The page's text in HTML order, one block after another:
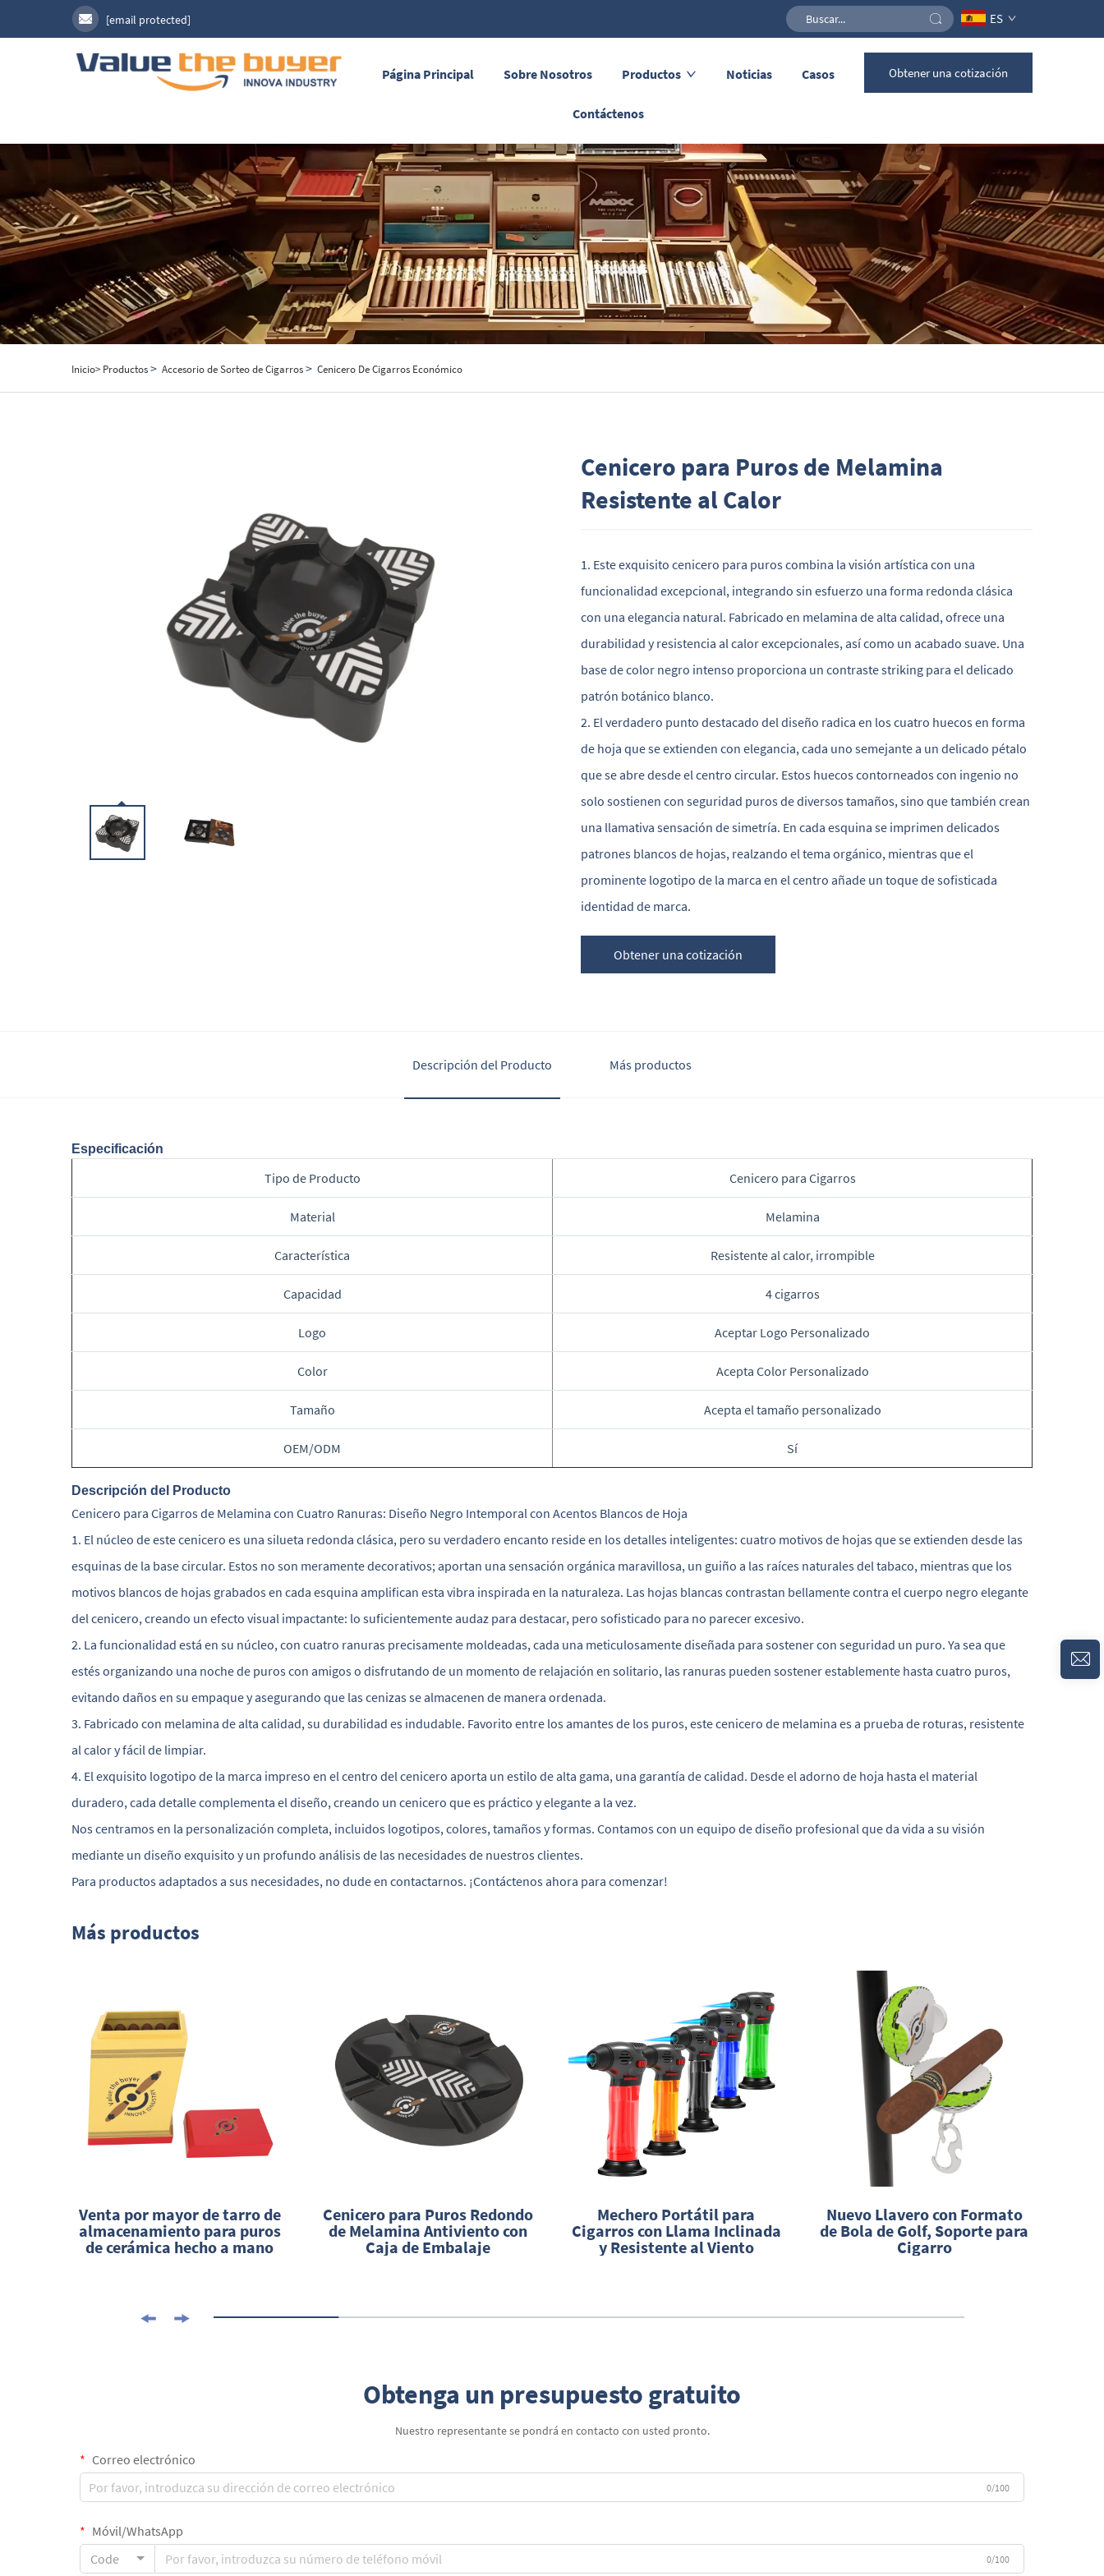
[email protected] ES
Página Principal Sobre Nosotros Productos Noticias Casos
Contáctenos
Obtener una cotización
Inicio> Productos> Accesorio de Sorteo de Cigarros> Cenicero De Cigarros Económico
Cenicero para Puros de Melamina
Resistente al Calor
1. Este exquisito cenicero para puros combina la visión artística con una
funcionalidad excepcional, integrando sin esfuerzo una forma redonda clásica
con una elegancia natural. Fabricado en melamina de alta calidad, ofrece una
durabilidad y resistencia al calor excepcionales, así como un acabado suave. Una
base de color negro intenso proporciona un contraste striking para el delicado
patrón botánico blanco.
2. El verdadero punto destacado del diseño radica en los cuatro huecos en forma
de hoja que se extienden con elegancia, cada uno semejante a un delicado pétalo
que se abre desde el centro circular. Estos huecos contorneados con ingenio no
solo sostienen con seguridad puros de diversos tamaños, sino que también crean
una llamativa sensación de simetría. En cada esquina se imprimen delicados
patrones blancos de hojas, realzando el tema orgánico, mientras que el
prominente logotipo de la marca en el centro añade un toque de sofisticada
identidad de marca.
Obtener una cotización
Descripción del Producto Más productos
Especificación
Tipo de Producto Cenicero para Cigarros
Material Melamina
Característica Resistente al calor, irrompible
Capacidad 4 cigarros
Logo Aceptar Logo Personalizado
Color Acepta Color Personalizado
Tamaño Acepta el tamaño personalizado
OEM/ODM Sí
Descripción del Producto
Cenicero para Cigarros de Melamina con Cuatro Ranuras: Diseño Negro Intemporal con Acentos Blancos de Hoja
1. El núcleo de este cenicero es una silueta redonda clásica, pero su verdadero encanto reside en los detalles inteligentes: cuatro motivos de hojas que se extienden desde las
esquinas de la base circular. Estos no son meramente decorativos; aportan una sensación orgánica maravillosa, un guiño a las raíces naturales del tabaco, mientras que los
motivos blancos de hojas grabados en cada esquina amplifican esta vibra inspirada en la naturaleza. Las hojas blancas contrastan bellamente contra el cuerpo negro elegante
del cenicero, creando un efecto visual impactante: lo suficientemente audaz para destacar, pero sofisticado para no parecer excesivo.
2. La funcionalidad está en su núcleo, con cuatro ranuras precisamente moldeadas, cada una meticulosamente diseñada para sostener con seguridad un puro. Ya sea que
estés organizando una noche de puros con amigos o disfrutando de un momento de relajación en solitario, las ranuras pueden sostener establemente hasta cuatro puros,
evitando daños en su empaque y asegurando que las cenizas se almacenen de manera ordenada.
3. Fabricado con melamina de alta calidad, su durabilidad es indudable. Favorito entre los amantes de los puros, este cenicero de melamina es a prueba de roturas, resistente
al calor y fácil de limpiar.
4. El exquisito logotipo de la marca impreso en el centro del cenicero aporta un estilo de alta gama, una garantía de calidad. Desde el adorno de hoja hasta el material
duradero, cada detalle complementa el diseño, creando un cenicero que es práctico y elegante a la vez.
Nos centramos en la personalización completa, incluidos logotipos, colores, tamaños y formas. Contamos con un equipo de diseño profesional que da vida a su visión
mediante un diseño exquisito y un profundo análisis de las necesidades de nuestros clientes.
Para productos adaptados a sus necesidades, no dude en contactarnos. ¡Contáctenos ahora para comenzar!
Más productos
Venta por mayor de tarro de
almacenamiento para puros
de cerámica hecho a mano
Cenicero para Puros Redondo
de Melamina Antiviento con
Caja de Embalaje
Mechero Portátil para
Cigarros con Llama Inclinada
y Resistente al Viento
Nuevo Llavero con Formato
de Bola de Golf, Soporte para
Cigarro
Obtenga un presupuesto gratuito
Nuestro representante se pondrá en contacto con usted pronto.
Correo electrónico
0/100
Móvil/WhatsApp
Code
0/100